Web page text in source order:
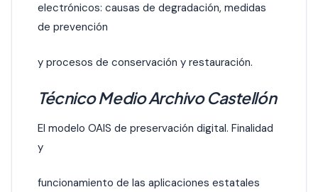
electrónicos: causas de degradación, medidas
de prevención
y procesos de conservación y restauración.
Técnico Medio Archivo Castellón
El modelo OAIS de preservación digital. Finalidad
y
funcionamiento de las aplicaciones estatales